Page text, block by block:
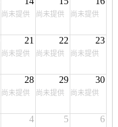
尚未提供 尚未提供 尚未提供
21
尚未提供
22
尚未提供
23
尚未提供
28
尚未提供
29
尚未提供
30
尚未提供
4 5 6